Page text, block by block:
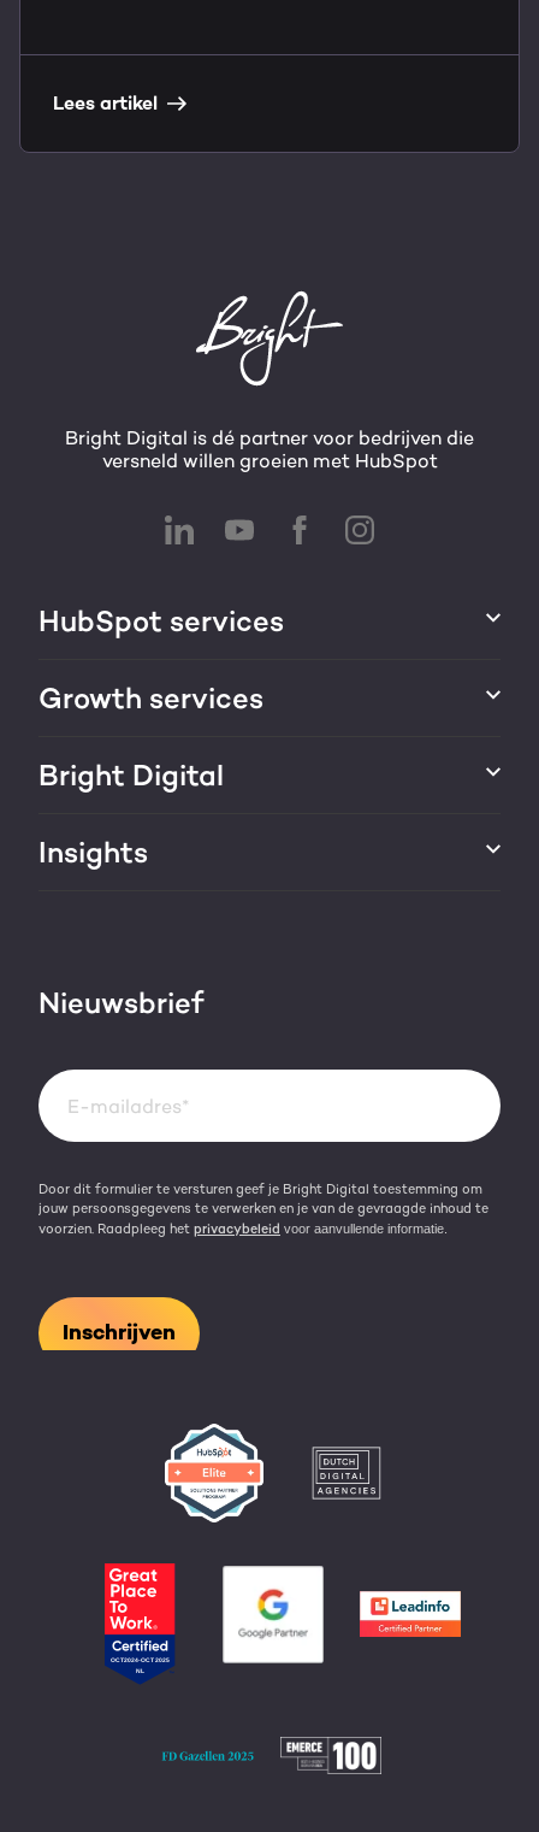
Lees artikel
Bright Digital is dé partner voor bedrijven die
versneld willen groeien met HubSpot
HubSpot services
HubSpot integraties
HubSpot CRM maatwerk
Growth services
Websites & portals
Groei strategie
Bright Digital
Over ons
Team
Insights
Events & webinars
Kennisbank
Nieuwsbrief
Door dit formulier te versturen geef je Bright Digital toestemming om
jouw persoonsgegevens te verwerken en je van de gevraagde inhoud te
voorzien. Raadpleeg het privacybeleid voor aanvullende informatie.